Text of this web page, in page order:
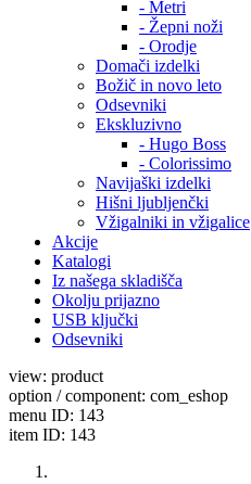
- Metri
- Žepni noži
- Orodje
Domači izdelki
Božič in novo leto
Odsevniki
Ekskluzivno
- Hugo Boss
- Colorissimo
Navijaški izdelki
Hišni ljubljenčki
Vžigalniki in vžigalice
Akcije
Katalogi
Iz našega skladišča
Okolju prijazno
USB ključki
Odsevniki
view: product
option / component: com_eshop
menu ID: 143
item ID: 143